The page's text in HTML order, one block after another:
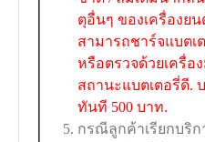
ตุอื่นๆ ของเครื่องย
สามารถชาร์จแบต
หรือตรวจด้วยเครื่อ
สถานะแบตเตอรี่ดี.
ทันที 500 บาท.
กรณีลูกค้าเรียกบริก